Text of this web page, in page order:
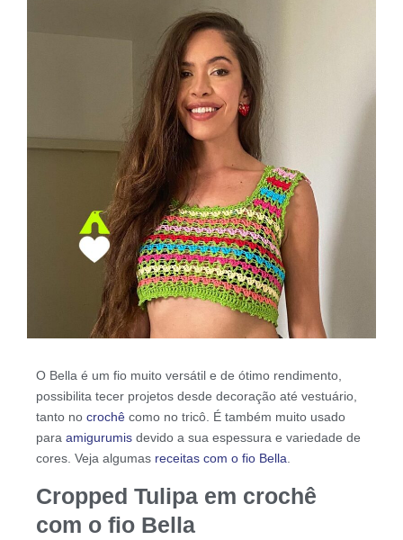
O Bella é um fio muito versátil e de ótimo rendimento,
possibilita tecer projetos desde decoração até vestuário,
tanto no crochê como no tricô. É também muito usado
para amigurumis devido a sua espessura e variedade de
cores. Veja algumas receitas com o fio Bella
Cropped Tulipa em crochê
com o fio Bella